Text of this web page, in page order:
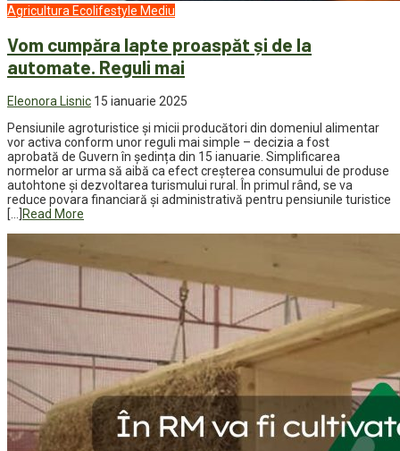
Agricultura Ecolifestyle Mediu
Vom cumpăra lapte proaspăt și de la
automate. Reguli mai
Eleonora Lisnic 15 ianuarie 2025
Pensiunile agroturistice și micii producători din domeniul alimentar
vor activa conform unor reguli mai simple – decizia a fost
aprobată de Guvern în ședința din 15 ianuarie. Simplificarea
normelor ar urma să aibă ca efect creșterea consumului de produse
autohtone și dezvoltarea turismului rural. În primul rând, se va
reduce povara financiară și administrativă pentru pensiunile turistice
[…]
Read More